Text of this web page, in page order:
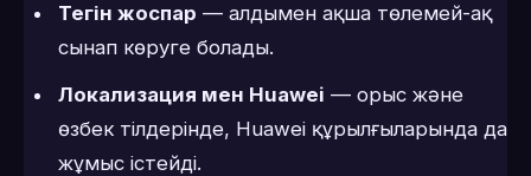
Тегін жоспар — алдымен ақша төлемей-ақ
сынап көруге болады.
Локализация мен Huawei — орыс және
өзбек тілдерінде, Huawei құрылғыларында да
жұмыс істейді.